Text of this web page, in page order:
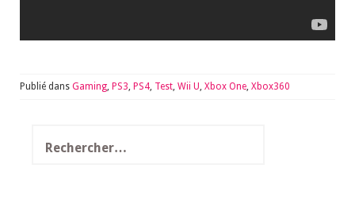
Publié dans Gaming, PS3, PS4, Test, Wii U, Xbox One, Xbox360